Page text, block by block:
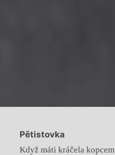
Pětistovka
Když máti kráčela kopcem